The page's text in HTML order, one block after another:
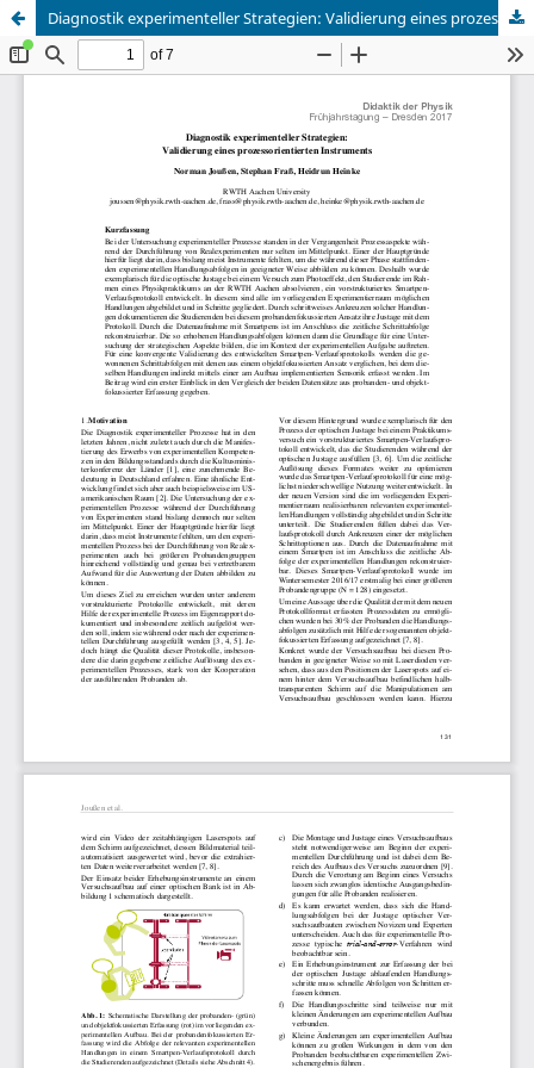
Diagnostik experimenteller Strategien: Validierung eines prozessorientierten Instruments